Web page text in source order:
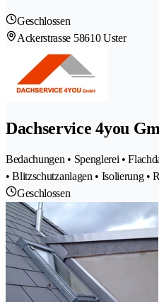
Geschlossen
Ackerstrasse 58610 Uster
Dachservice 4you
Bedachungen • Spenglerei •
• Blitzschutzanlagen • Isolierung •
Geschlossen